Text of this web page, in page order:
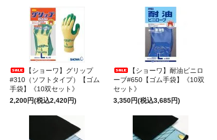
【ショーワ】グリップ
#310（ソフトタイプ）【ゴム
手袋】《10双セット》
2,200円(税込2,420円)
【ショーワ】耐油ビニロ
ーブ#650【ゴム手袋】《10双
セット》
3,350円(税込3,685円)